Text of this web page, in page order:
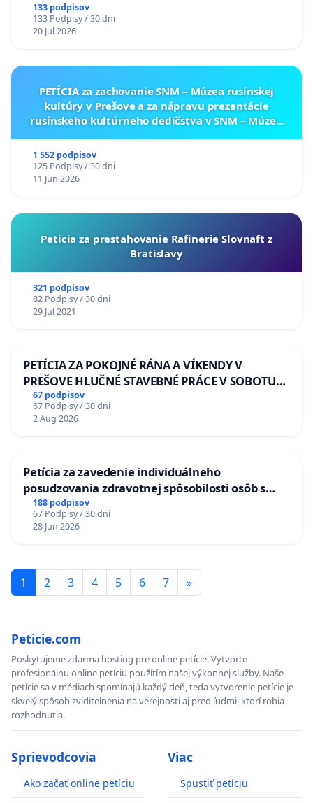
133 podpisov
133 Podpisy / 30 dni
20 Jul 2026
PETÍCIA za zachovanie SNM – Múzea rusínskej
kultúry v Prešove a za nápravu prezentácie
rusínskeho kultúrneho dedičstva v SNM – Múzeu
1 552 podpisov
125 Podpisy / 30 dni
11 Jun 2026
Peticia za prestahovanie Rafinerie Slovnaft z
Bratislavy
321 podpisov
82 Podpisy / 30 dni
29 Jul 2021
PETÍCIA ZA POKOJNÉ RÁNA A VÍKENDY V
PREŠOVE HLUČNÉ STAVEBNÉ PRÁCE V SOBOTU
LEN OD 9.00 DO 13.00 HOD., CEZ PRACOVNÝ
TÝŽDEŇ CIEĽ 8.00 – 18.00 HOD. A PRAVIDELNÁ
KONTROLA STAVBY C-AREA NA
67 podpisov
67 Podpisy / 30 dni
2 Aug 2026
Petícia za zavedenie individuálneho
posudzovania zdravotnej spôsobilosti osôb s
diabetom 1. a 2. typu pri prijímaní do
Policajného zboru SR
188 podpisov
67 Podpisy / 30 dni
28 Jun 2026
1 2 3 4 5 6 7 »
Peticie.com
Poskytujeme zdarma hosting pre online petície. Vytvorte
profesionálnu online petíciu použítím našej výkonnej služby. Naše
petície sa v médiach spomínajú každý deň, teda vytvorenie petície je
skvelý spôsob zviditelnenia na verejnosti aj pred ľudmi, ktorí robia
rozhodnutia.
Sprievodcovia
Ako začať online petíciu
Viac
Spustiť petíciu